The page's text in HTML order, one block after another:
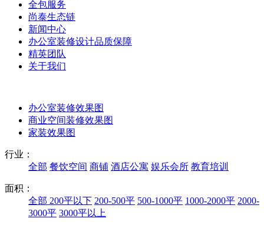
全包服务
尚泰生态链
新闻中心
办公室装修设计品质保障
精英团队
关于我们
办公室装修效果图
商业空间装修效果图
家装效果图
行业：
全部 餐饮空间 商铺 酒店公寓 娱乐会所 教育培训
面积：
全部 200平以下 200-500平 500-1000平 1000-2000平 2000-
3000平 3000平以上